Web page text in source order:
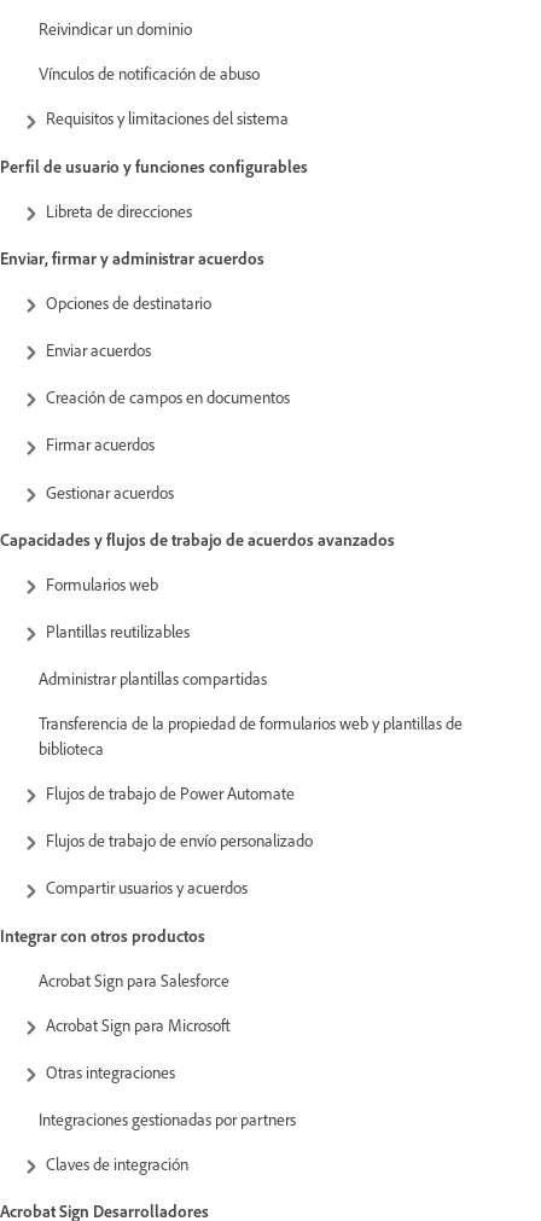
Reivindicar un dominio
Vínculos de notificación de abuso
Requisitos y limitaciones del sistema
Perfil de usuario y funciones configurables
Libreta de direcciones
Enviar, firmar y administrar acuerdos
Opciones de destinatario
Enviar acuerdos
Creación de campos en documentos
Firmar acuerdos
Gestionar acuerdos
Capacidades y flujos de trabajo de acuerdos avanzados
Formularios web
Plantillas reutilizables
Administrar plantillas compartidas
Transferencia de la propiedad de formularios web y plantillas de
biblioteca
Flujos de trabajo de Power Automate
Flujos de trabajo de envío personalizado
Compartir usuarios y acuerdos
Integrar con otros productos
Acrobat Sign para Salesforce
Acrobat Sign para Microsoft
Otras integraciones
Integraciones gestionadas por partners
Claves de integración
Acrobat Sign Desarrolladores